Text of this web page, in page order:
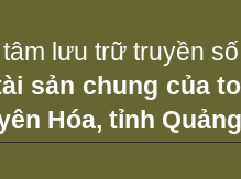
lưu trữ truyền
sản chung của
Hóa, tỉnh